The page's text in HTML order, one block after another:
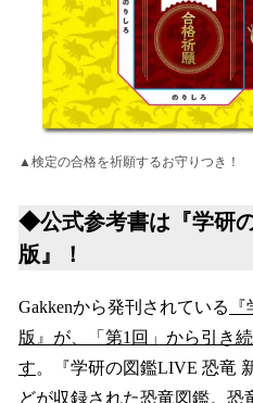
▲検定の合格を祈願するお守りつき！
◆公式参考書は『学研
版』！
Gakkenから発刊されている
版』が、「第1回」から引き
す。『学研の図鑑LIVE 恐竜
どが収録された恐竜図鑑。恐